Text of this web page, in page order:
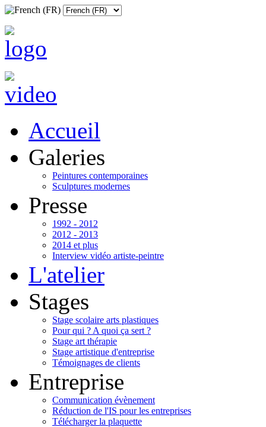
Accueil
Galeries
Peintures contemporaines
Sculptures modernes
Presse
1992 - 2012
2012 - 2013
2014 et plus
Interview vidéo artiste-peintre
L'atelier
Stages
Stage scolaire arts plastiques
Pour qui ? A quoi ça sert ?
Stage art thérapie
Stage artistique d'entreprise
Témoignages de clients
Entreprise
Communication évènement
Réduction de l'IS pour les entreprises
Télécharger la plaquette